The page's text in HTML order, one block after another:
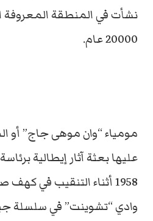
نشأت في المنطقة المعروفة
20000 عام.
مومياء “وان موهى جاج” أو
عليها بعثة آثار إيطالية
1958 أثناء التنقيب في
وادي “تشوينت” في سلسلة